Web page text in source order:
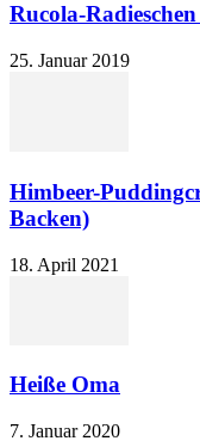
Rucola-
25. Januar 2019
Himbeer-
Backen)
18. April 2021
Heiße Oma
7. Januar 2020